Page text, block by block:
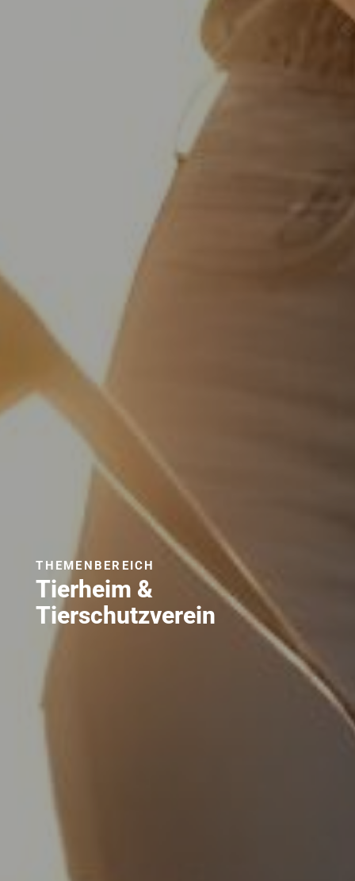
Tierheim &
Tierschutzverein
THEMENBEREICH